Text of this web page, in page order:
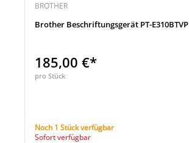
BROTHER
Brother Beschriftungsgerät PT-E310BTVP
185,00 €*
pro Stück
Noch 1 Stück verfügbar
Sofort verfügbar